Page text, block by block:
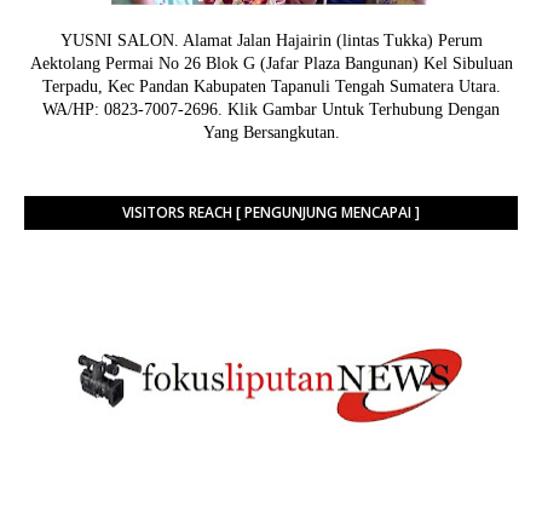
YUSNI SALON. Alamat Jalan Hajairin (lintas Tukka) Perum
Aektolang Permai No 26 Blok G (Jafar Plaza Bangunan) Kel Sibuluan
Terpadu, Kec Pandan Kabupaten Tapanuli Tengah Sumatera Utara.
WA/HP: 0823-7007-2696. Klik Gambar Untuk Terhubung Dengan
Yang Bersangkutan.
VISITORS REACH [ PENGUNJUNG MENCAPAI ]